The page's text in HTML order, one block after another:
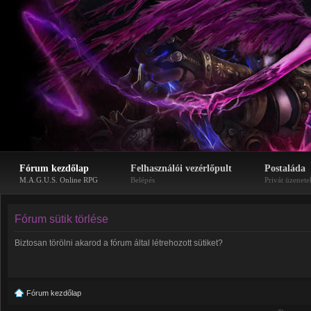
Fórum kezdőlap
M.A.G.U.S. Online RPG
Felhasználói vezérlőpult
Belépés
Postaláda
Privát
Fórum sütik törlése
Biztosan törölni akarod a fórum által létrehozott sütiket?
Fórum kezdőlap